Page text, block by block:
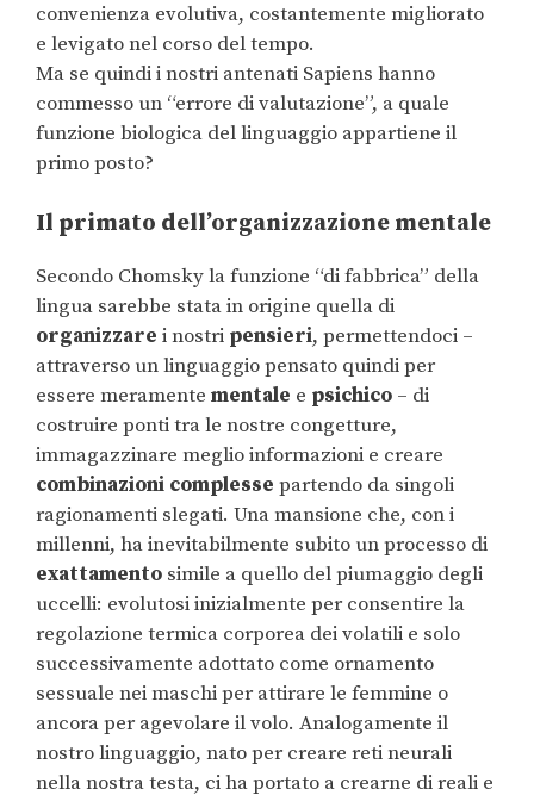
convenienza evolutiva, costantemente migliorato
e levigato nel corso del tempo.
Ma se quindi i nostri antenati Sapiens hanno
commesso un “errore di valutazione”, a quale
funzione biologica del linguaggio appartiene il
primo posto?
Il primato dell’organizzazione mentale
Secondo Chomsky la funzione “di fabbrica” della
lingua sarebbe stata in origine quella di
organizzare i nostri pensieri, permettendoci –
attraverso un linguaggio pensato quindi per
essere meramente mentale e psichico – di
costruire ponti tra le nostre congetture,
immagazzinare meglio informazioni e creare
combinazioni complesse partendo da singoli
ragionamenti slegati. Una mansione che, con i
millenni, ha inevitabilmente subito un processo di
exattamento simile a quello del piumaggio degli
uccelli: evolutosi inizialmente per consentire la
regolazione termica corporea dei volatili e solo
successivamente adottato come ornamento
sessuale nei maschi per attirare le femmine o
ancora per agevolare il volo. Analogamente il
nostro linguaggio, nato per creare reti neurali
nella nostra testa, ci ha portato a crearne di reali e